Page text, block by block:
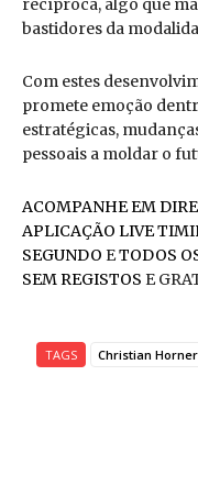
recíproca, algo que
bastidores da
Com estes
promete emoção
estratégicas,
pessoais a moldar o
ACOMPANHE EM
APLICAÇÃO LIVE
SEGUNDO ETODOS
SEM REGISTOS E
TAGS Christian Horner